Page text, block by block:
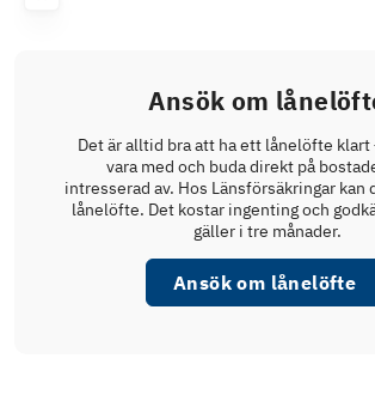
Ansök om
Det är alltid bra att ha ett lånelöfte klart
vara med och buda direkt på
intresserad av. Hos Länsförsäkringar kan
lånelöfte. Det kostar ingenting och
gäller i tre månader.
Ansök om lånelöfte